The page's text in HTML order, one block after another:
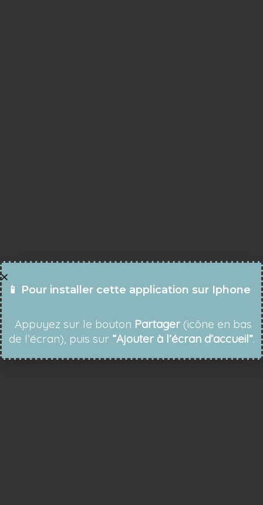
📱 Pour installer cette application sur Iphone
Appuyez sur le bouton Partager(icône en bas
de l’écran), puis sur “Ajouter à l’écran d’accueil”.